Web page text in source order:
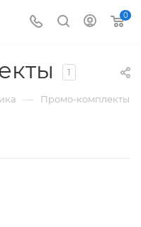
0
1
— Промо-комплекты